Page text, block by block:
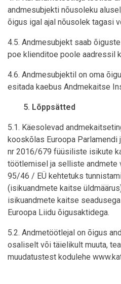
andmesubjekti nõusoleku
õigus igal ajal nõusolek tagasi
4.5. Andmesubjekt saab
poe klienditoe poole aadressil
4.6. Andmesubjektil on oma
esitada kaebus Andmekaitse
Lõppsätted
5.1. Käesolevad
kooskõlas Euroopa Parlamendi
nr 2016/679 füüsiliste isikute
töötlemisel ja selliste andmete
95/46 / EÜ kehtetuks
(isikuandmete kaitse
isikuandmete kaitse
Euroopa Liidu õigusaktidega.
5.2. Andmetöötlejal on õigus
osaliselt või täielikult muuta,
muudatustest kodulehe